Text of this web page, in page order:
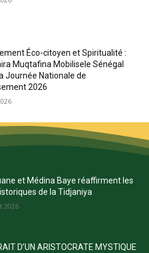
Éco-citoyen et Spiritualité :
Muqtafina Mobilisele Sénégal
Journée Nationale de
2026
et Médina Baye réaffirment les
de la Tidjaniya
2026
D’UN ARISTOCRATE MYSTIQUE